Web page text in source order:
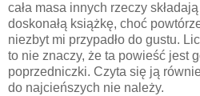
cała masa innych rzeczy
doskonałą książkę, choć
niezbyt mi przypadło do gustu.
to nie znaczy, że ta powieść jest
poprzedniczki. Czyta się ją
do najcieńszych nie należy.